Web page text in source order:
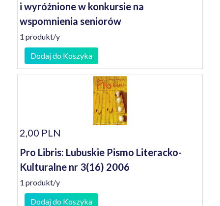
i wyróżnione w konkursie na
wspomnienia seniorów
1 produkt/y
Dodaj do Koszyka
2,00 PLN
Pro Libris: Lubuskie Pismo Literacko-
Kulturalne nr 3(16) 2006
1 produkt/y
Dodaj do Koszyka